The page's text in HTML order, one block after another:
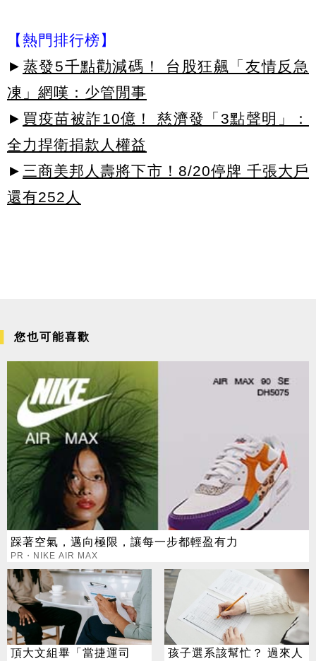
【熱門排行榜】
► 蒸發5千點勸減碼！ 台股狂飆「友情反急
凍」網嘆：少管閒事
► 買疫苗被詐10億！ 慈濟發「3點聲明」：
全力捍衛捐款人權益
► 三商美邦人壽將下市！8/20停牌 千張大戶
還有252人
您也可能喜歡
踩著空氣，邁向極限，讓每一步都輕盈有力
PR・NIKE AIR MAX
頂大文組畢「當捷運司
孩子選系該幫忙？ 過來人